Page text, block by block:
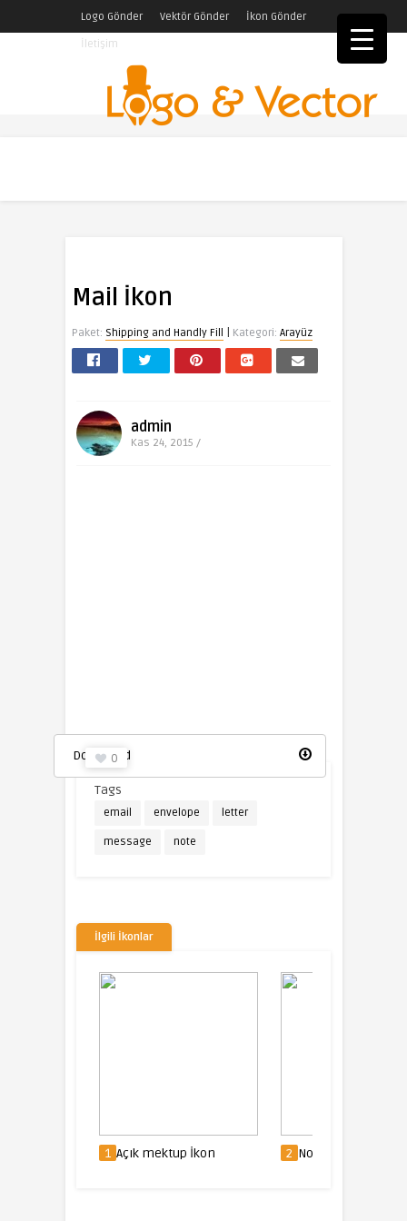
Logo Gönder Vektör Gönder
İkon Gönder
İletişim
Mail İkon
Paket: Shipping and Handly Fill | Kategori: Arayüz
admin
Kas 24, 2015 /
Download
0
Mail vektörel çizim
Tags
email envelope letter
message note
İlgili İkonlar
1 Açık mektup İkon 2 Notebook İkon